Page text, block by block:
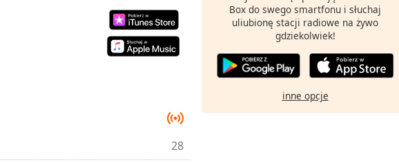
28
Box do swego smartfonu i słuchaj
uliubionę stacji radiowe na żywo
gdziekolwiek!
inne opcje